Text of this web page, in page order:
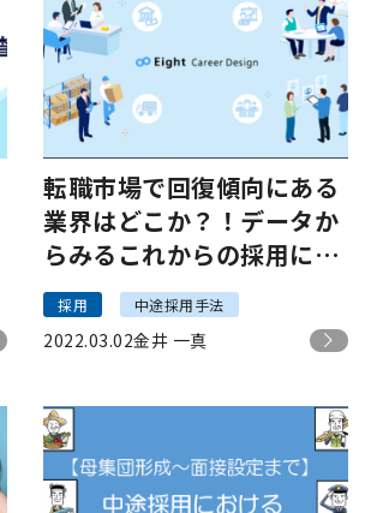
転職市場で回復傾向にある
業界はどこか？！データか
らみるこれからの採用に求
められること | Sansan株
式会社
採用 中途採用手法
2022.03.02金井 一真